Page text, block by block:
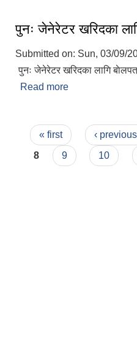
पुनः जेनेरेटर खरिदका
Submitted on: Sun, 03/09/
पुनः जेनेरेटर खरिदका लागि
Read more
Pages
« first ‹ previous
8
9 10